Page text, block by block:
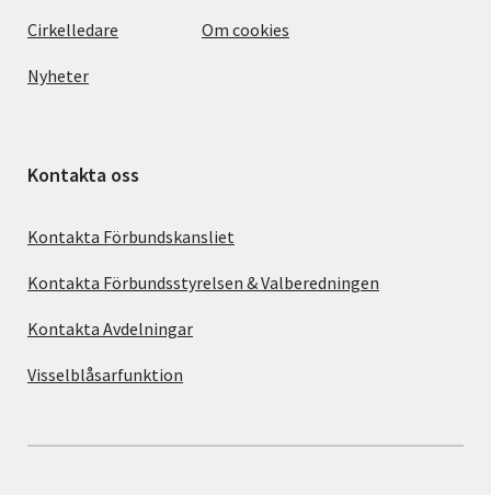
Cirkelledare
Nyheter
Om cookies
Kontakta oss
Kontakta Förbundskansliet
Kontakta Förbundsstyrelsen & Valberedningen
Kontakta Avdelningar
Visselblåsarfunktion